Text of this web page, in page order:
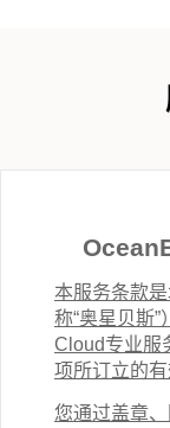
本服务条款
称“奥星贝斯
Cloud专业服
项所订立的有
您通过盖章